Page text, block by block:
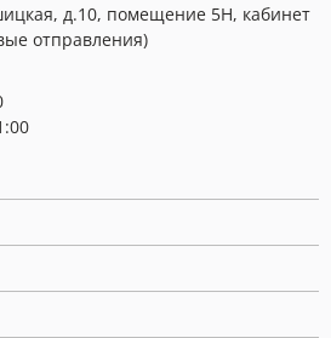
д.10, помещение 5Н, кабинет
отправления)